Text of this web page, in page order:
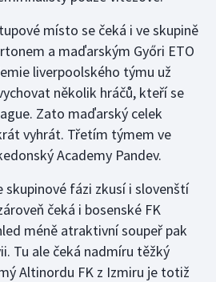
místo se čeká i ve skupině
a maďarským Győri ETO
liverpoolského týmu už
několik hráčů, kteří se
Zato maďarský celek
vyhrát. Třetím týmem ve
Academy Pandev.
skupinové fázi zkusí i slovenští
čeká i bosenské FK
méně atraktivní soupeř pak
Tu ale čeká nadmíru těžký
Altinordu FK z Izmiru je totiž